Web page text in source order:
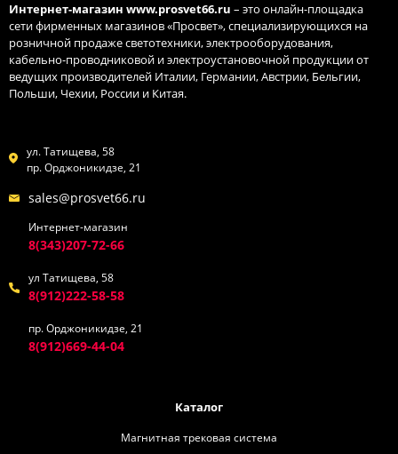
Интернет-магазин www.prosvet66.ru – это онлайн-площадка
сети фирменных магазинов «Просвет», специализирующихся на
розничной продаже светотехники, электрооборудования,
кабельно-проводниковой и электроустановочной продукции от
ведущих производителей Италии, Германии, Австрии, Бельгии,
Польши, Чехии, России и Китая.
ул. Татищева, 58
пр. Орджоникидзе, 21
sales@prosvet66.ru
Интернет-магазин
8(343)207-72-66
ул Татищева, 58
8(912)222-58-58
пр. Орджоникидзе, 21
8(912)669-44-04
Каталог
Магнитная трековая система